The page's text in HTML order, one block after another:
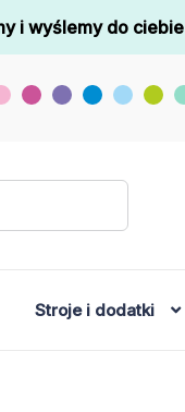
i wyślemy do
Stroje i dodatki